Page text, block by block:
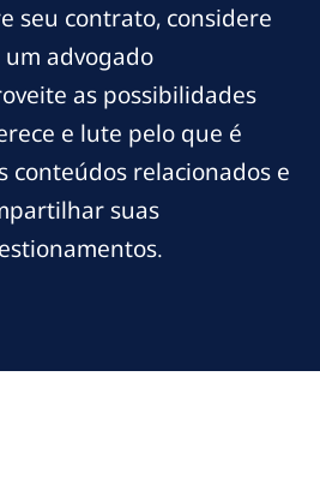
seu contrato, considere
advogado
as possibilidades
e lute pelo que é
conteúdos relacionados e
suas